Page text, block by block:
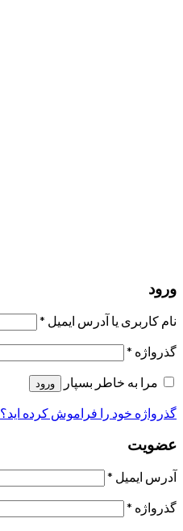
ورود
نام کاربری یا آدرس ایمیل *
گذرواژه *
مرا به خاطر بسپار
ورود
گذرواژه خود را فراموش کرده اید؟
عضویت
آدرس ایمیل *
گذرواژه *